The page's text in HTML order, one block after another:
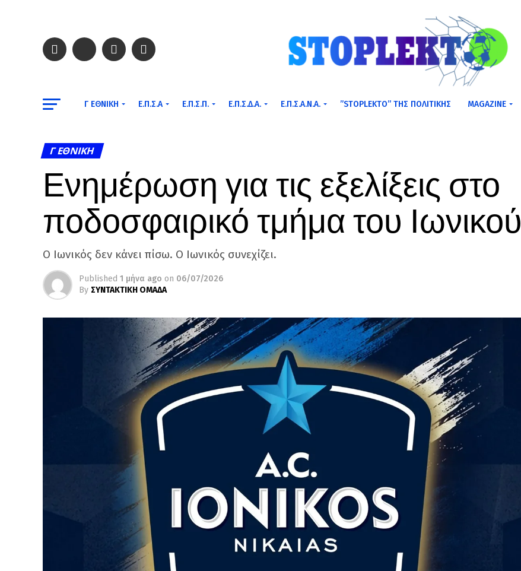
Γ ΕΘΝΙΚΉ Ε.Π.Σ.Α Ε.Π.Σ.Π. Ε.Π.Σ.Δ.Α. Ε.Π.Σ.Α.Ν.Α. ”STOPLEKTO” ΤΗΣ ΠΟΛΙΤΙΚΗΣ MAGAZINE
Γ ΕΘΝΙΚΉ
Ενημέρωση για τις εξελίξεις στο
ποδοσφαιρικό τμήμα του Ιωνικού
Ο Ιωνικός δεν κάνει πίσω. Ο Ιωνικός συνεχίζει.
Published 1 μήνα ago on 06/07/2026
By ΣΥΝΤΑΚΤΙΚΗ ΟΜΑΔΑ